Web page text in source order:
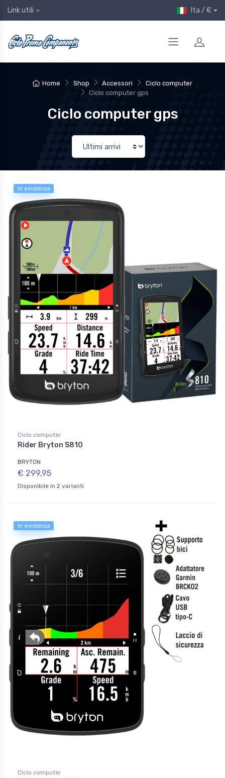
Link utili Ita / €
Home Shop Accessori
Ciclo computer
Ciclo computer gps
Ciclo computer gps
In evidenza
Ciclo computer
Rider Bryton S810
BRYTON
€ 299,95
Disponibile in 2 varianti
In evidenza
Ciclo computer